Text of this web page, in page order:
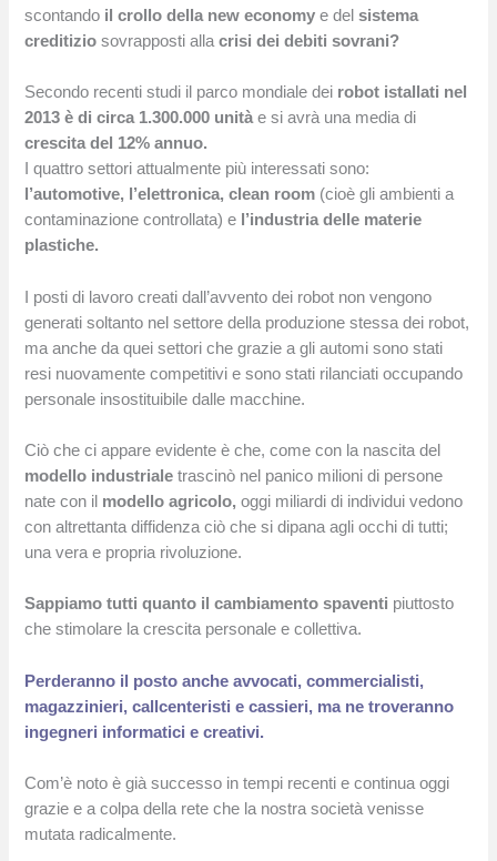
scontando il crollo della new economy e delsistema
creditizio sovrapposti allacrisi dei debiti sovrani?
Secondo recenti studi il parco mondiale dei robot istallati nel
2013 è di circa 1.300.000 unitàe si avrà una media di
crescita del 12% annuo.
I quattro settori attualmente più interessati sono:
l’automotive, l’elettronica, clean room (cioè gli ambienti a
contaminazione controllata) e l’industria delle materie
plastiche.
I posti di lavoro creati dall’avvento dei robot non vengono
generati soltanto nel settore della produzione stessa dei robot,
ma anche da quei settori che grazie a gli automi sono stati
resi nuovamente competitivi e sono stati rilanciati occupando
personale insostituibile dalle macchine.
Ciò che ci appare evidente è che, come con la nascita del
modello industriale trascinò nel panico milioni di persone
nate con il modello agricolo, oggi miliardi di individui vedono
con altrettanta diffidenza ciò che si dipana agli occhi di tutti;
una vera e propria rivoluzione.
Sappiamo tutti quanto il cambiamento spaventi piuttosto
che stimolare la crescita personale e collettiva.
Perderanno il posto anche avvocati, commercialisti,
magazzinieri, callcenteristi e cassieri, ma ne troveranno
ingegneri informatici e creativi.
Com’è noto è già successo in tempi recenti e continua oggi
grazie e a colpa della rete che la nostra società venisse
mutata radicalmente.